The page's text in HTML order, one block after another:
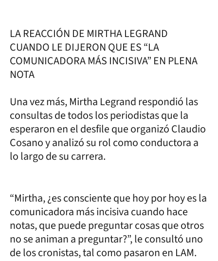
LA REACCIÓN DE MIRTHA LEGRAND
CUANDO LE DIJERON QUE ES “LA
COMUNICADORA MÁS INCISIVA” EN PLENA
NOTA
Una vez más, Mirtha Legrand respondió las
consultas de todos los periodistas que la
esperaron en el desfile que organizó Claudio
Cosano y analizó su rol como conductora a
lo largo de su carrera.
“Mirtha, ¿es consciente que hoy por hoy es la
comunicadora más incisiva cuando hace
notas, que puede preguntar cosas que otros
no se animan a preguntar?”, le consultó uno
de los cronistas, tal como pasaron en LAM.